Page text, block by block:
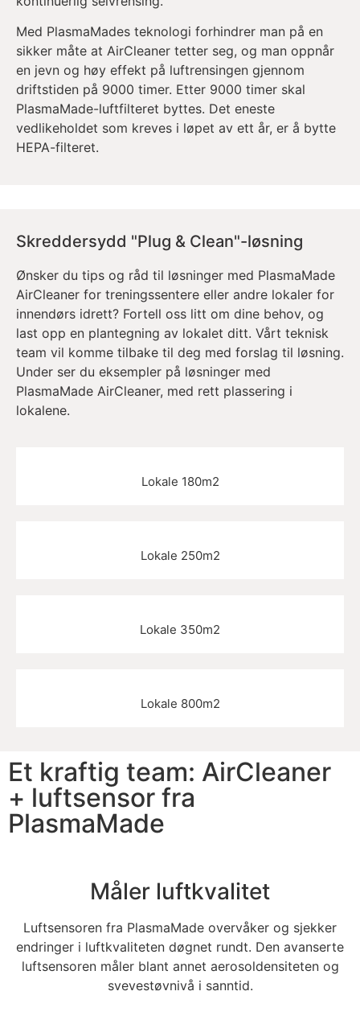
Med PlasmaMades teknologi forhindrer man på en
sikker måte at AirCleaner tetter seg, og man oppnår
en jevn og høy effekt på luftrensingen gjennom
driftstiden på 9000 timer. Etter 9000 timer skal
PlasmaMade-luftfilteret byttes. Det eneste
vedlikeholdet som kreves i løpet av ett år, er å bytte
HEPA-filteret.
Skreddersydd "Plug & Clean"-løsning
Ønsker du tips og råd til løsninger med PlasmaMade
AirCleaner for treningssentere eller andre lokaler for
innendørs idrett? Fortell oss litt om dine behov, og
last opp en plantegning av lokalet ditt. Vårt teknisk
team vil komme tilbake til deg med forslag til løsning.
Under ser du eksempler på løsninger med
PlasmaMade AirCleaner, med rett plassering i
lokalene.
Lokale 180m2
Lokale 250m2
Lokale 350m2
Lokale 800m2
Et kraftig team: AirCleaner
+ luftsensor fra
PlasmaMade
Måler luftkvalitet
Luftsensoren fra PlasmaMade overvåker og sjekker
endringer i luftkvaliteten døgnet rundt. Den avanserte
luftsensoren måler blant annet aerosoldensiteten og
svevestøvnivå i sanntid.